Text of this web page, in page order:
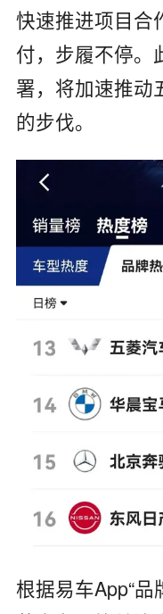
快速推进项目合
付，步履不停。
署，将加速推动
的步伐。
根据易车App“